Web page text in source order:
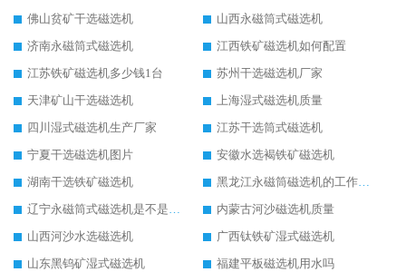
佛山贫矿干选磁选机
山西永磁筒式磁选机
济南永磁筒式磁选机
江西铁矿磁选机如何配置
江苏铁矿磁选机多少钱1台
苏州干选磁选机厂家
天津矿山干选磁选机
上海湿式磁选机质量
四川湿式磁选机生产厂家
江苏干选筒式磁选机
宁夏干选磁选机图片
安徽水选褐铁矿磁选机
湖南干选铁矿磁选机
黑龙江永磁筒磁选机的工作原理
辽宁永磁筒式磁选机是不是强磁
内蒙古河沙磁选机质量
山西河沙水选磁选机
广西钛铁矿湿式磁选机
山东黑钨矿湿式磁选机
福建平板磁选机用水吗